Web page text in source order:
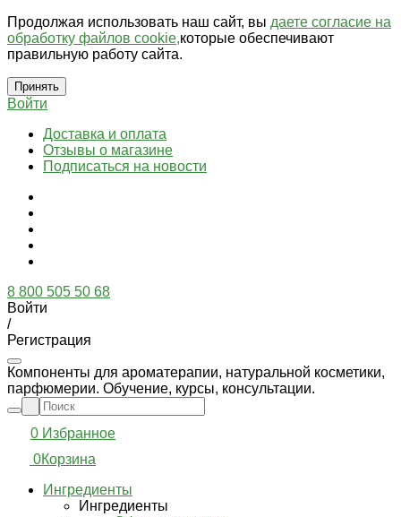
Продолжая использовать наш сайт, вы даете согласие на
обработку файлов cookie,которые обеспечивают
правильную работу сайта.
Принять
Войти
Доставка и оплата
Отзывы о магазине
Подписаться на новости
8 800 505 50 68
Войти
/
Регистрация
Компоненты для ароматерапии, натуральной косметики,
парфюмерии. Обучение, курсы, консультации.
0 Избранное
0Корзина
Ингредиенты
Ингредиенты